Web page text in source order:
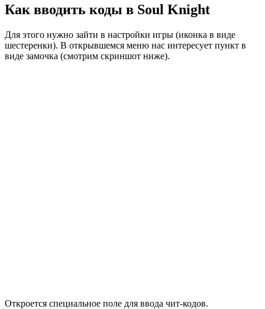
Как вводить коды в Soul Knight
Для этого нужно зайти в настройки игры (иконка в виде
шестеренки). В открывшемся меню нас интересует пункт в
виде замочка (смотрим скриншот ниже).
Откроется специальное поле для ввода чит-кодов.